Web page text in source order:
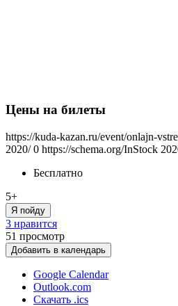
Цены на билеты
https://kuda-kazan.ru/event/onlajn-
2020/ 0 https://schema.org/InStock
Бесплатно
5+
Я пойду
3 нравится
51 просмотр
Добавить в календарь
Google Calendar
Outlook.com
Скачать .ics